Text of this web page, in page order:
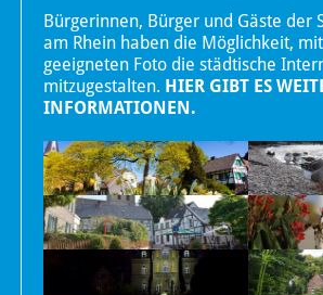
Bürgerinnen, Bürger und Gäste der
am Rhein haben die Möglichkeit,
geeigneten Foto die städtische
mitzugestalten. HIER GIBT ES
INFORMATIONEN.